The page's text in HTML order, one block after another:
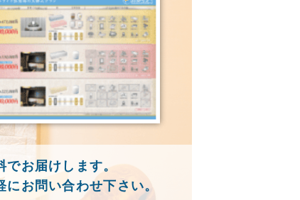
お届けします。
お問い合わせ下さい。